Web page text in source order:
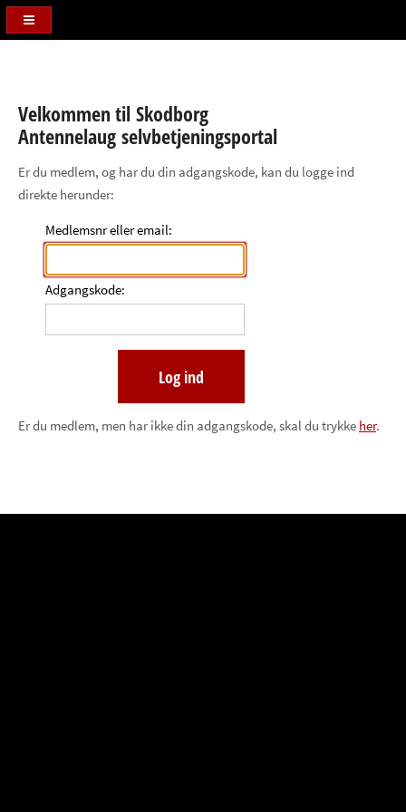
Velkommen til Skodborg
Antennelaug selvbetjeningsportal
Er du medlem, og har du din adgangskode, kan du logge ind
direkte herunder:
Medlemsnr eller email:
Adgangskode:
Er du medlem, men har ikke din adgangskode, skal du trykke her.